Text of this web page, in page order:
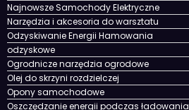
Najnowsze Samochody Elektryczne
Narzędzia i akcesoria do warsztatu
Odzyskiwanie Energii Hamowania
odzyskowe
Ogrodnicze narzędzia ogrodowe
Olej do skrzyni rozdzielczej
Opony samochodowe
Oszczędzanie energii podczas ładowania